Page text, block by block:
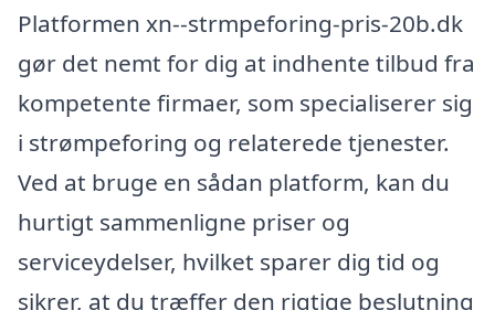
Platformen xn--strmpeforing-pris-20b.dk
gør det nemt for dig at indhente tilbud fra
kompetente firmaer, som specialiserer sig
i strømpeforing og relaterede tjenester.
Ved at bruge en sådan platform, kan du
hurtigt sammenligne priser og
serviceydelser, hvilket sparer dig tid og
sikrer, at du træffer den rigtige beslutning